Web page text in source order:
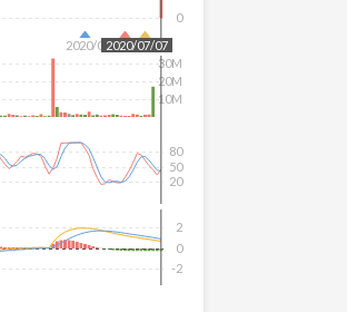
2020/05/19
0
2020/07/07
10M
20M
30M
20
50
80
-2
0
2